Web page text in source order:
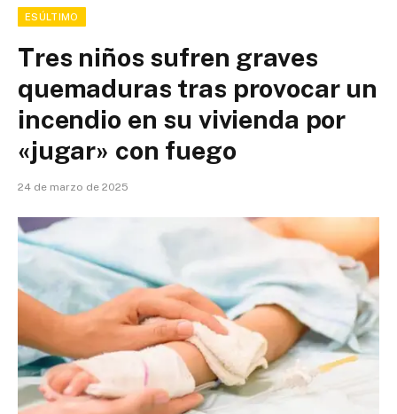
ESÚLTIMO
Tres niños sufren graves
quemaduras tras provocar un
incendio en su vivienda por
«jugar» con fuego
24 de marzo de 2025